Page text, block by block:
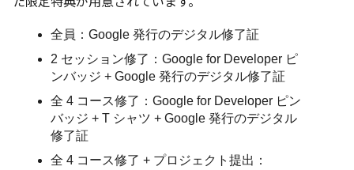
全員：Google 発行のデジタル修了証
2 セッション修了：Google for Developer ピ
ンバッジ + Google 発行のデジタル修了証
全 4 コース修了：Google for Developer ピン
バッジ + T シャツ + Google 発行のデジタル
修了証
全 4 コース修了 + プロジェクト提出：